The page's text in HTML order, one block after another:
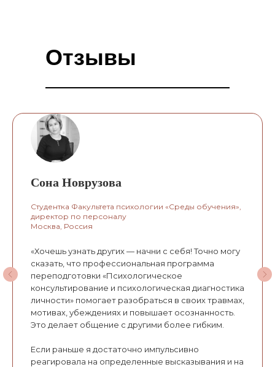
Отзывы
Сона Новрузова
Студентка Факультета психологии «Среды обучения»,
директор по персоналу
Москва, Россия
«Хочешь узнать других — начни с себя! Точно могу
сказать, что профессиональная программа
переподготовки «Психологическое
консультирование и психологическая диагностика
личности» помогает разобраться в своих травмах,
мотивах, убеждениях и повышает осознанность.
Это делает общение с другими более гибким.
Если раньше я достаточно импульсивно
реагировала на определенные высказывания и на